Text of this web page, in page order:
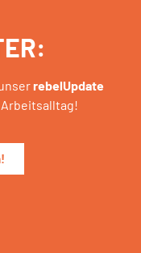
rebelUpdate